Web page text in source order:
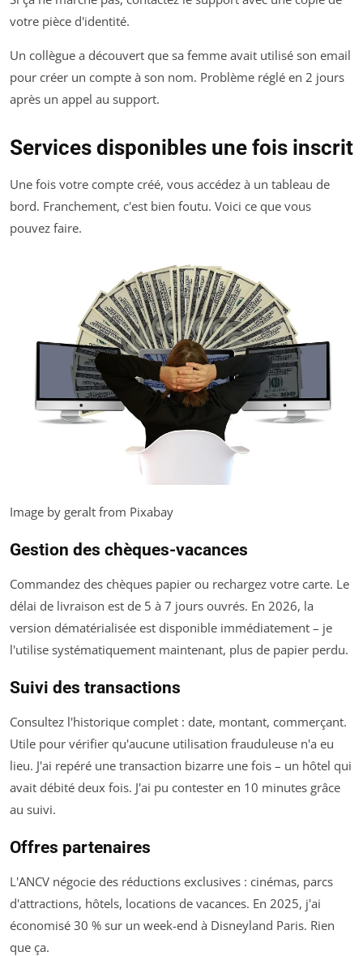
votre pièce d'identité.
Un collègue a découvert que sa femme avait utilisé son email
pour créer un compte à son nom. Problème réglé en 2 jours
après un appel au support.
Services disponibles une fois inscrit
Une fois votre compte créé, vous accédez à un tableau de
bord. Franchement, c'est bien foutu. Voici ce que vous
pouvez faire.
Image by geralt from Pixabay
Gestion des chèques-vacances
Commandez des chèques papier ou rechargez votre carte. Le
délai de livraison est de 5 à 7 jours ouvrés. En 2026, la
version dématérialisée est disponible immédiatement – je
l'utilise systématiquement maintenant, plus de papier perdu.
Suivi des transactions
Consultez l'historique complet : date, montant, commerçant.
Utile pour vérifier qu'aucune utilisation frauduleuse n'a eu
lieu. J'ai repéré une transaction bizarre une fois – un hôtel qui
avait débité deux fois. J'ai pu contester en 10 minutes grâce
au suivi.
Offres partenaires
L'ANCV négocie des réductions exclusives : cinémas, parcs
d'attractions, hôtels, locations de vacances. En 2025, j'ai
économisé 30 % sur un week-end à Disneyland Paris. Rien
que ça.